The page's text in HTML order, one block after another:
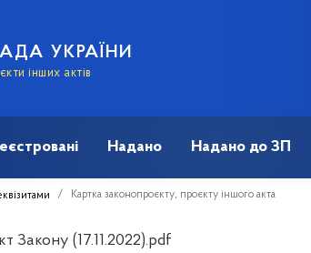
УКРАЇНИ
інших актів
Надано Надано до ЗП
Картка законопроєкту, проєкту іншого акта
Закону (17.11.2022).pdf